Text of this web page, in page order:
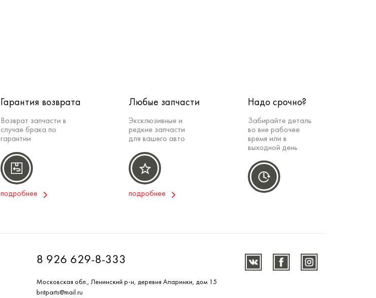
Гарантия возврата
Возврат запчасти в
случае брака по
гарантии
подробнее
Любые запчасти
Эксклюзивные и
редкие запчасти
для вашего авто
подробнее
Надо срочно?
Забирайте деталь
во вне рабочее
время или в
выходной день
8 926 629-8-333
Московская обл., Ленинский р-н, деревня Апаринки, дом 15
britparts@mail.ru